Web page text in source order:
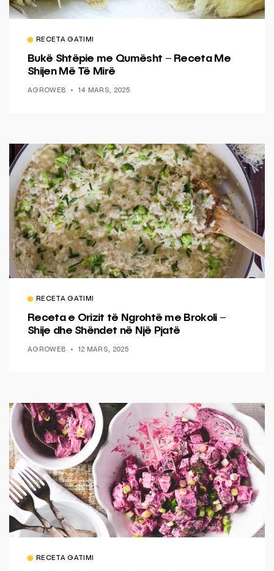
RECETA GATIMI
Bukë Shtëpie me Qumësht – Receta Me
Shijen Më Të Mirë
AGROWEB 14 MARS, 2025
RECETA GATIMI
Receta e Orizit të Ngrohtë me Brokoli –
Shije dhe Shëndet në Një Pjatë
AGROWEB 12 MARS, 2025
RECETA GATIMI